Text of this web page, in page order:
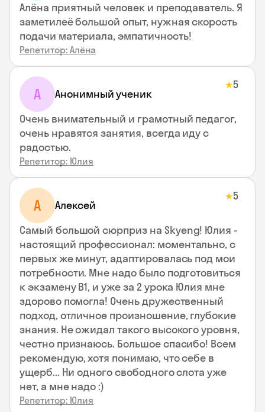
Алёна приятный человек и преподаватель. Я
заметилеё большой опыт, нужная скорость
подачи материала, эмпатичность!
Репетитор: Алёна
А Анонимный ученик
★5
Очень внимательный и грамотный педагог,
очень нравятся занятия, всегда иду с
радостью.
Репетитор: Юлия
А Алексей
★5
Самый большой сюрприз на Skyeng! Юлия -
настоящий профессионал: моментально, с
первых же минут, адаптировалась под мои
потребности. Мне надо было подготовиться
к экзамену В1, и уже за 2 урока Юлия мне
здорово помогла! Очень дружественный
подход, отличное произношение, глубокие
знания. Не ожидал такого высокого уровня,
честно признаюсь. Большое спасибо! Всем
рекомендую, хотя понимаю, что себе в
ущерб... Ни одного свободного слота уже
нет, а мне надо :)
Репетитор: Юлия